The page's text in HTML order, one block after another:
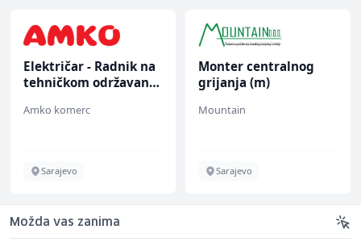
Električar - Radnik na
tehničkom održavanju
Amko komerc
Sarajevo
Monter centralnog
grijanja (m)
Mountain
Sarajevo
Možda vas zanima